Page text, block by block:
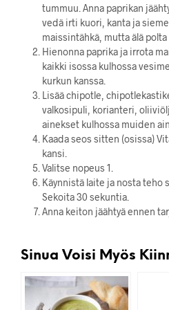
tummuu. Anna paprikan
vedä irti kuori, kanta ja
maissintähkä, mutta älä polta
Hienonna paprika ja irrota
kaikki isossa kulhossa
kurkun kanssa.
Lisää chipotle,
valkosipuli, korianteri,
ainekset kulhossa muiden
Kaada seos sitten (osissa)
kansi.
Valitse nopeus 1.
Käynnistä laite ja nosta teho
Sekoita 30 sekuntia.
Anna keiton jäähtyä ennen
Sinua Voisi Myös